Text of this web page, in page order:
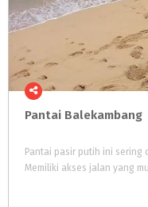
Pantai Balekambang
Pantai pasir putih ini